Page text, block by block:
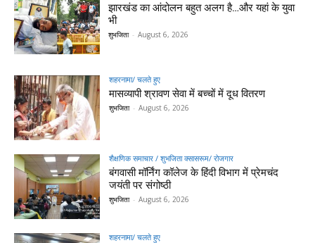
झारखंड का आंदोलन बहुत अलग है…और यहां के युवा
भी
शुभजिता - August 6, 2026
शहरनामा/ चलते हुए
मासव्यापी श्रावण सेवा में बच्चों में दूध वितरण
शुभजिता - August 6, 2026
शैक्षणिक समाचार / शुभजिता क्सासरूम/ रोजगार
बंगवासी मॉर्निंग कॉलेज के हिंदी विभाग में प्रेमचंद
जयंती पर संगोष्ठी
शुभजिता - August 6, 2026
शहरनामा/ चलते हुए